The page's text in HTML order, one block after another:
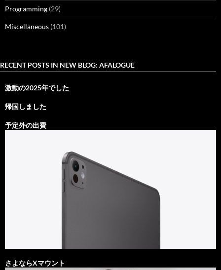
Programming (29)
Miscellaneous (101)
RECENT POSTS IN NEW BLOG: AFALOGUE
激動の2025年でした
帰国しました
予定外の出費
さよならXマウント